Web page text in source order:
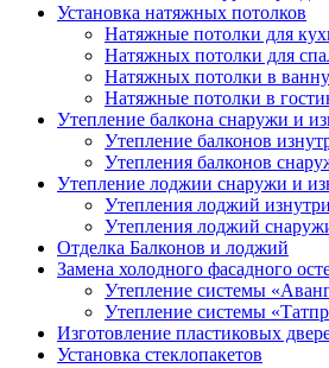
Установка натяжных потолков
Натяжные потолки для
Натяжных потолки для
Натяжных потолки в
Натяжные потолки в
Утепление балкона снаружи и
Утепление балконов
Утепления балконов
Утепление лоджии снаружи и
Утепления лоджий изнутри
Утепления лоджий
Отделка Балконов и лоджий
Замена холодного фасадного
Утепление системы
Утепление системы
Изготовление пластиковых
Установка стеклопакетов